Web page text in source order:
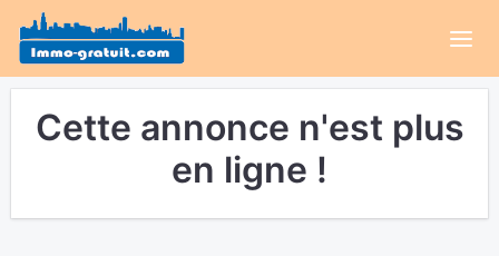
Cette annonce n'est plus
en ligne !